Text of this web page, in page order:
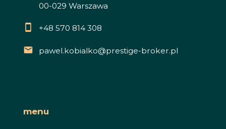
00-029 Warszawa
+48 570 814 308
pawel.kobialko@prestige-broker.pl
menu